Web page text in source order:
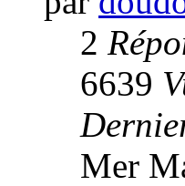
2
6639
Mer